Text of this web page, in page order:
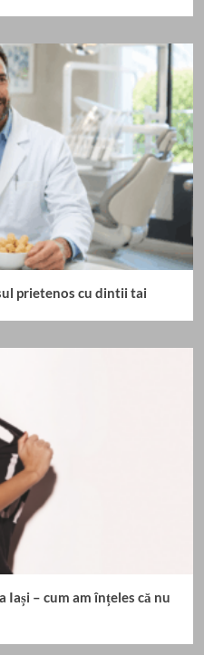
prietenos cu dintii tai
Iași – cum am înțeles că nu